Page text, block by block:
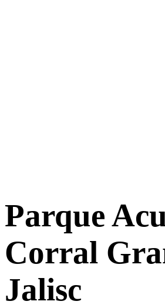
Parque
Corral
Jalisc